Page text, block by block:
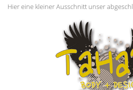
Hier eine kleiner Ausschnitt unser